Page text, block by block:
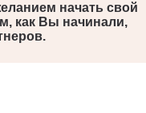
начать свой
как Вы начинали,